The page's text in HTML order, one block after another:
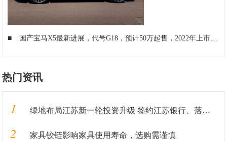
■ 国产宝马X5最新进展，代号G18，预计50万起售，2022年上市■
热门资讯
1 绿地布局江苏新一轮投资升级 签约江苏银行、落地重大产业
2 家具铰链影响家具使用寿命，选购需谨慎